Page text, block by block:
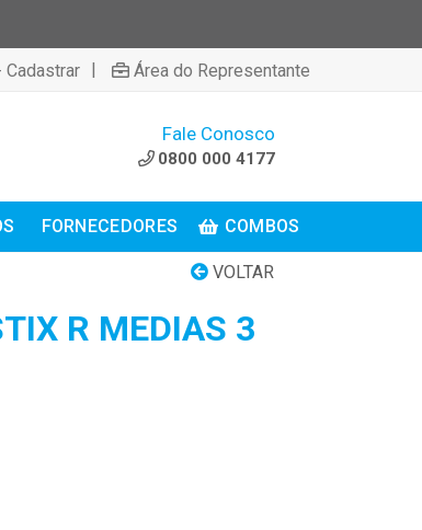
Cadastrar | Área do Representante
Fale Conosco
0800 000 4177
FORNECEDORES COMBOS
VOLTAR
R MEDIAS 3